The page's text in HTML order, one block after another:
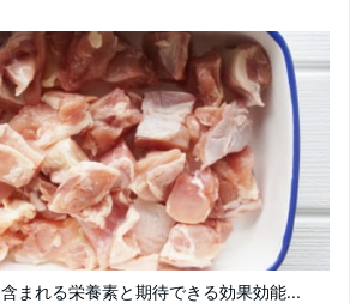
まれる栄養素と期待できる効果効能...